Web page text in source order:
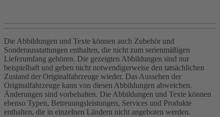
Die Abbildungen und Texte können auch Zubehör und
Sonderausstattungen enthalten, die nicht zum serienmäßigen
Lieferumfang gehören. Die gezeigten Abbildungen sind nur
beispielhaft und geben nicht notwendigerweise den tatsächlichen
Zustand der Originalfahrzeuge wieder. Das Aussehen der
Originalfahrzeuge kann von diesen Abbildungen abweichen.
Änderungen sind vorbehalten. Die Abbildungen und Texte können
ebenso Typen, Betreuungsleistungen, Services und Produkte
enthalten, die in einzelnen Ländern nicht angeboten werden.